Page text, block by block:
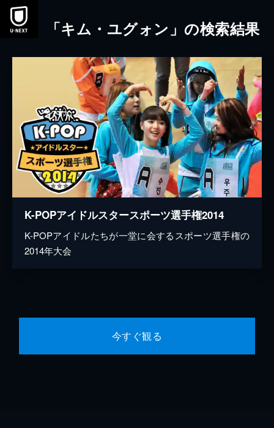
本文へスキップ
「キム・ユグォン」の検索結果
K-POPアイドルスタースポーツ選手権2014
K-POPアイドルたちが一堂に会するスポーツ選手権の
2014年大会
今すぐ観る